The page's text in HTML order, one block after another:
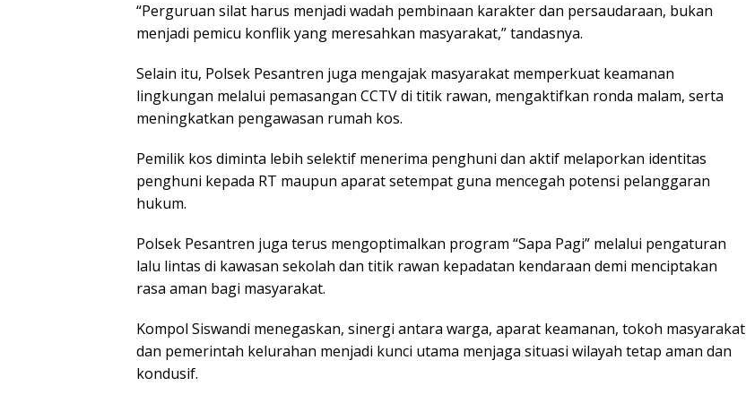
“Perguruan silat harus menjadi wadah pembinaan karakter dan persaudaraan, bukan
menjadi pemicu konflik yang meresahkan masyarakat,” tandasnya.
Selain itu, Polsek Pesantren juga mengajak masyarakat memperkuat keamanan
lingkungan melalui pemasangan CCTV di titik rawan, mengaktifkan ronda malam, serta
meningkatkan pengawasan rumah kos.
Pemilik kos diminta lebih selektif menerima penghuni dan aktif melaporkan identitas
penghuni kepada RT maupun aparat setempat guna mencegah potensi pelanggaran
hukum.
Polsek Pesantren juga terus mengoptimalkan program “Sapa Pagi” melalui pengaturan
lalu lintas di kawasan sekolah dan titik rawan kepadatan kendaraan demi menciptakan
rasa aman bagi masyarakat.
Kompol Siswandi menegaskan, sinergi antara warga, aparat keamanan, tokoh masyarakat
dan pemerintah kelurahan menjadi kunci utama menjaga situasi wilayah tetap aman dan
kondusif.